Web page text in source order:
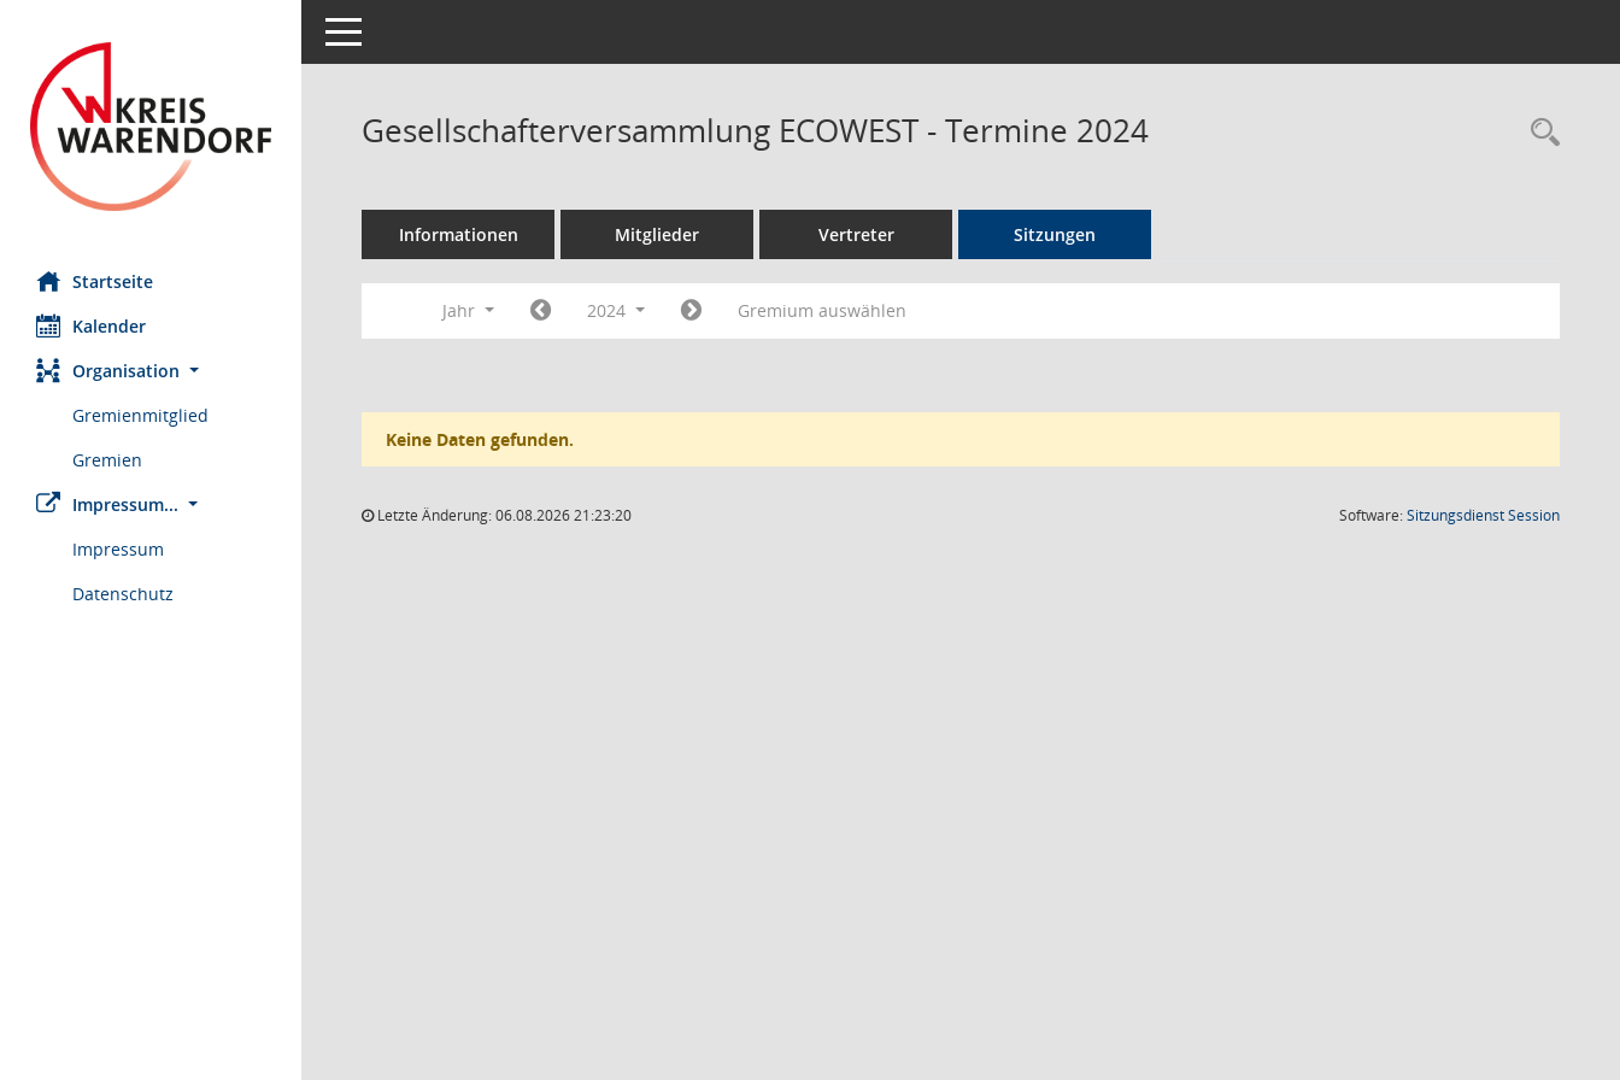
Startseite
Kalender
Organisation
Gremienmitglied
Gremien
Impressum...
Impressum
Datenschutz
Toggle navigation
Gesellschafterversammlung ECOWEST - Termine 2024
Informationen Mitglieder Vertreter Sitzungen
Jahr 2024 Gremium auswählen
Keine Daten gefunden.
Letzte Änderung: 06.08.2026 21:23:20 Software:SitzungsdienstSession(Wird in